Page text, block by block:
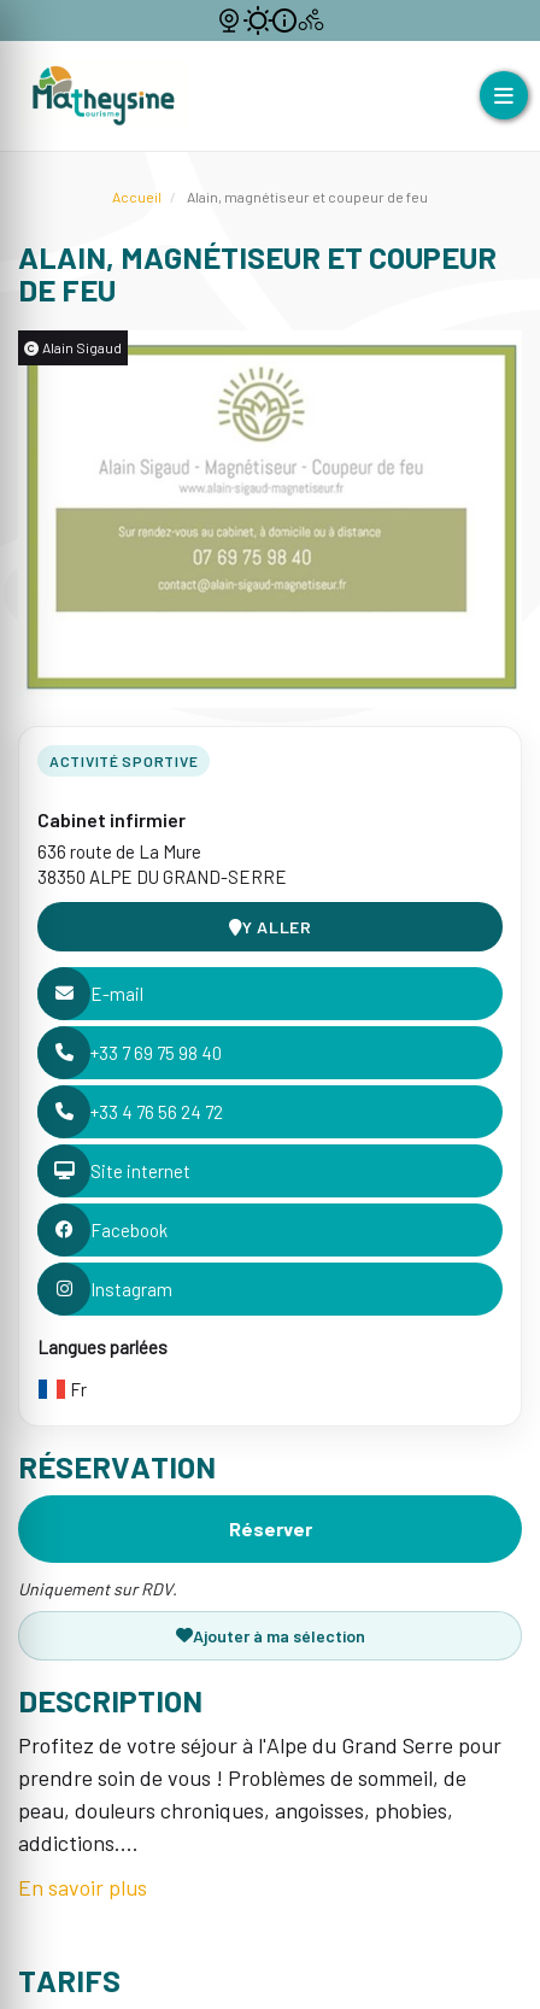
Accueil Alain, magnétiseur et coupeur de feu
ALAIN, MAGNÉTISEUR ET COUPEUR
DE FEU
Alain Sigaud
ACTIVITÉ SPORTIVE
Cabinet infirmier
636 route de La Mure
38350 ALPE DU GRAND-SERRE
Y ALLER
E-mail
+33 7 69 75 98 40
+33 4 76 56 24 72
Site internet
Facebook
Instagram
Langues parlées
Fr
RÉSERVATION
Réserver
Uniquement sur RDV.
Ajouter à ma sélection
DESCRIPTION
Profitez de votre séjour à l'Alpe du Grand Serre pour
prendre soin de vous ! Problèmes de sommeil, de
peau, douleurs chroniques, angoisses, phobies,
addictions....
En savoir plus
TARIFS